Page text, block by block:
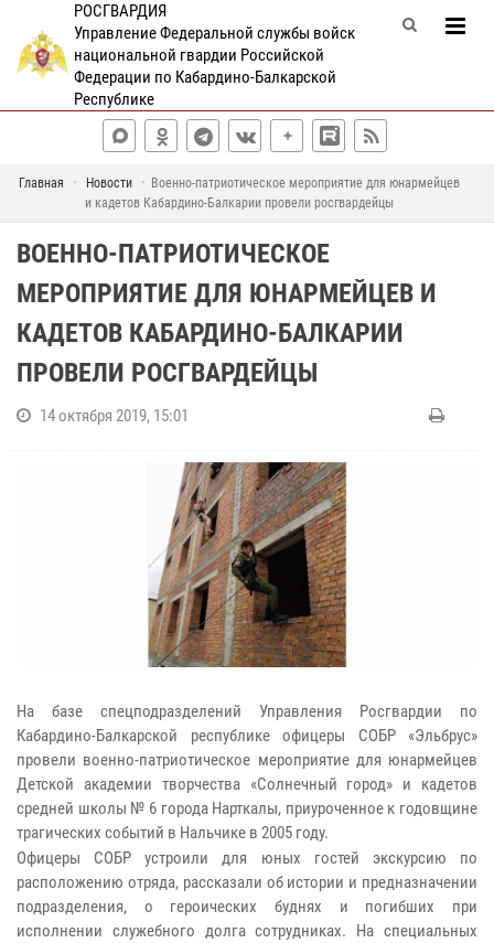
РОСГВАРДИЯ
Управление Федеральной службы войск
национальной гвардии Российской
Федерации по Кабардино-Балкарской
Республике
Главная Новости
Военно-патриотическое мероприятие для юнармейцев
и кадетов Кабардино-Балкарии провели росгвардейцы
ВОЕННО-ПАТРИОТИЧЕСКОЕ
МЕРОПРИЯТИЕ ДЛЯ ЮНАРМЕЙЦЕВ И
КАДЕТОВ КАБАРДИНО-БАЛКАРИИ
ПРОВЕЛИ РОСГВАРДЕЙЦЫ
14 октября 2019, 15:01
На базе спецподразделений Управления Росгвардии по
Кабардино-Балкарской республике офицеры СОБР «Эльбрус»
провели военно-патриотическое мероприятие для юнармейцев
Детской академии творчества «Солнечный город» и кадетов
средней школы № 6 города Нарткалы, приуроченное к годовщине
трагических событий в Нальчике в 2005 году.
Офицеры СОБР устроили для юных гостей экскурсию по
расположению отряда, рассказали об истории и предназначении
подразделения, о героических буднях и погибших при
исполнении служебного долга сотрудниках. На специальных